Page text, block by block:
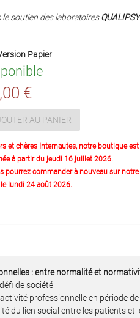
le soutien des laboratoires
Papier
€
AU PANIER
et chères Internautes, notre boutique est
à partir du jeudi 16 juillet 2026.
pourrez commander à nouveau sur notre
lundi 24 août 2026.
: entre normalité et
de société
professionnelle en période
du lien social entre les patients et